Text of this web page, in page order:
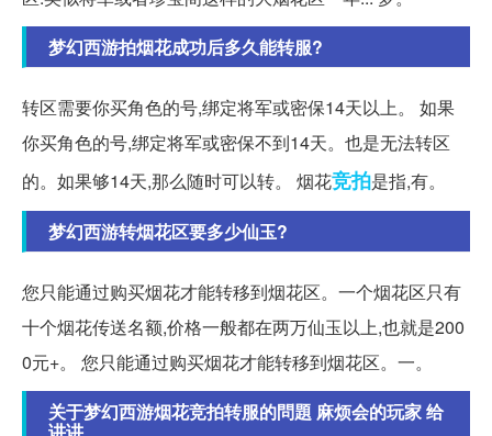
梦幻西游拍烟花成功后多久能转服?
转区需要你买角色的号,绑定将军或密保14天以上。 如果
你买角色的号,绑定将军或密保不到14天。也是无法转区
的。如果够14天,那么随时可以转。 烟花竞拍是指,有。
梦幻西游转烟花区要多少仙玉?
您只能通过购买烟花才能转移到烟花区。一个烟花区只有
十个烟花传送名额,价格一般都在两万仙玉以上,也就是200
0元+。 您只能通过购买烟花才能转移到烟花区。一。
关于梦幻西游烟花竞拍转服的問題 麻烦会的玩家 给
讲讲